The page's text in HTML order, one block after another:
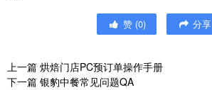
赞 (0) 分享
上一篇 烘焙门店PC预订单操作手册
下一篇 银豹中餐常见问题QA